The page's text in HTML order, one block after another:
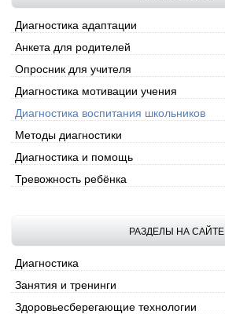
Диагностика адаптации
Анкета для родителей
Опросник для учителя
Диагностика мотивации учения
Диагностика воспитания школьников
Методы диагностики
Диагностика и помощь
Тревожность ребёнка
РАЗДЕЛЫ НА САЙТЕ
Диагностика
Занятия и тренинги
Здоровьесберегающие технологии